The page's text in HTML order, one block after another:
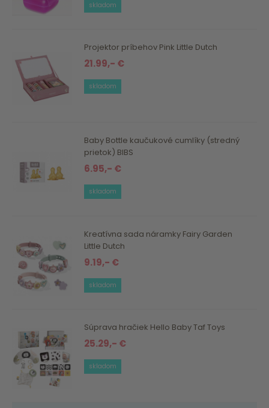
skladom
Projektor príbehov Pink Little Dutch
21.99,- €
skladom
Baby Bottle kaučukové cumlíky (stredný
prietok) BIBS
6.95,- €
skladom
Kreatívna sada náramky Fairy Garden
Little Dutch
9.19,- €
skladom
Súprava hračiek Hello Baby Taf Toys
25.29,- €
skladom